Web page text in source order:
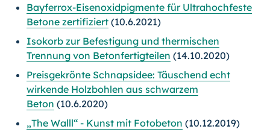
Bayferrox-Eisenoxidpigmente für Ultrahochfeste
Betone zertifiziert (10.6.2021)
Isokorb zur Befestigung und thermischen
Trennung von Betonfertigteilen (14.10.2020)
Preisgekrönte Schnapsidee: Täuschend echt
wirkende Holzbohlen aus schwarzem
Beton (10.6.2020)
„The Walll“ - Kunst mit Fotobeton (10.12.2019)